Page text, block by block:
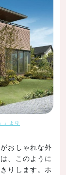
」より
おしゃれな外
、このように
りします。ホ